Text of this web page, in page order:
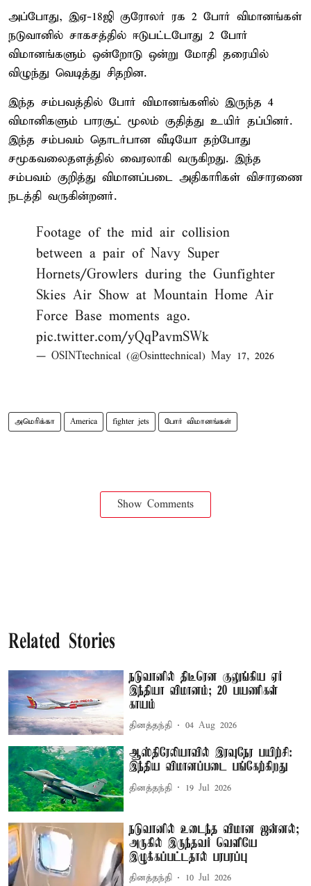
அப்போது, இஏ-18ஜி குரோலர் ரக 2 போர் விமானங்கள்
நடுவானில் சாகசத்தில் ஈடுபட்டபோது 2 போர்
விமானங்களும் ஒன்றோடு ஒன்று மோதி தரையில்
விழுந்து வெடித்து சிதறின.
இந்த சம்பவத்தில் போர் விமானங்களில் இருந்த 4
விமானிகளும் பாரசூட் மூலம் குதித்து உயிர் தப்பினர்.
இந்த சம்பவம் தொடர்பான வீடியோ தற்போது
சமூகவலைதளத்தில் வைரலாகி வருகிறது. இந்த
சம்பவம் குறித்து விமானப்படை அதிகாரிகள் விசாரணை
நடத்தி வருகின்றனர்.
Footage of the mid air collision
between a pair of Navy Super
Hornets/Growlers during the Gunfighter
Skies Air Show at Mountain Home Air
Force Base moments ago.
pic.twitter.com/yQqPavmSWk
— OSINTtechnical (@Osinttechnical) May 17, 2026
அமெரிக்கா America fighter jets போர் விமானங்கள்
Show Comments
Related Stories
நடுவானில் திடீரென குலுங்கிய ஏர்
இந்தியா விமானம்; 20 பயணிகள்
காயம்
தினத்தந்தி 04 Aug 2026
ஆஸ்திரேலியாவில் இரவுநேர பயிற்சி:
இந்திய விமானப்படை பங்கேற்கிறது
தினத்தந்தி 19 Jul 2026
நடுவானில் உடைந்த விமான ஜன்னல்;
அருகில் இருந்தவர் வெளியே
இழுக்கப்பட்டதால் பரபரப்பு
தினத்தந்தி 10 Jul 2026